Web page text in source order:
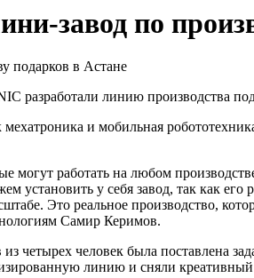
завод по
разработали линию производства
и мобильная
могут работать на любом
установить у себя завод, так как
Это реальное производство,
Самир Керимов.
четырех человек была поставлена
линию и сняли